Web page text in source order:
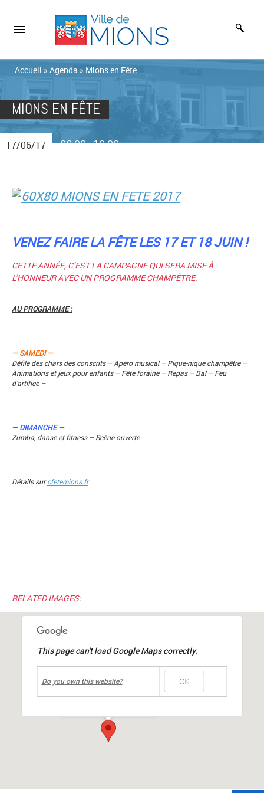
Accueil » Agenda » Mions en Fête
MIONS EN FÊTE
17/06/17 09:00-18:00
VENEZ FAIRE LA FÊTE LES 17 ET 18 JUIN !
CETTE ANNÉE, C’EST LA CAMPAGNE QUI SERA MISE À
L’HONNEUR AVEC UN PROGRAMME CHAMPÊTRE.
AU PROGRAMME :
— SAMEDI —
Défilé des chars des conscrits – Apéro musical – Pique-nique champêtre –
Animations et jeux pour enfants – Fête foraine – Repas – Bal – Feu
d’artifice –
— DIMANCHE —
Zumba, danse et fitness – Scène ouverte
Détails sur cfetemions.fr
RELATED IMAGES:
Halle Louis MIACHON
This page can't load Google Maps correctly.
Do you own this website? OK